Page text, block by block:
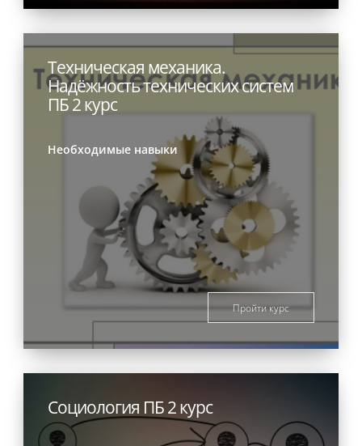
Техническая механика.
Надёжность технических систем
ПБ 2 курс
Необходимые навыки
Пройти курс
Социология ПБ 2 курс